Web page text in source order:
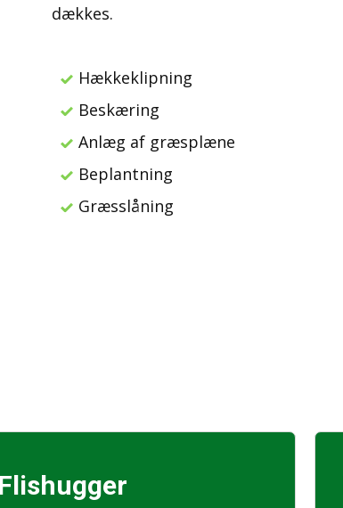
dækkes.
Hækkeklipning
Beskæring
Anlæg af græsplæne
Beplantning
Græsslåning
Flishugger